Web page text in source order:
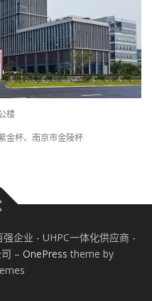
楼
金杯、南京市金陵杯
企业 - UHPC一体化供应商 -
– OnePress theme by